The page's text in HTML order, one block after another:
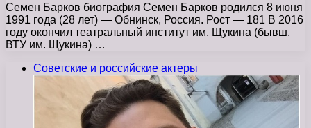
Семен Барков биография Семен Барков родился 8 июня
1991 года (28 лет) — Обнинск, Россия. Рост — 181 В 2016
году окончил театральный институт им. Щукина (бывш.
ВТУ им. Щукина) …
Советские и российские актеры